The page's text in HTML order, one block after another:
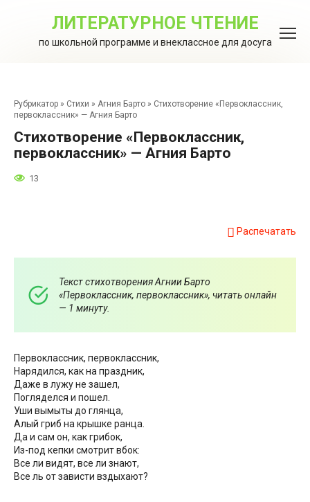
ЛИТЕРАТУРНОЕ ЧТЕНИЕ
по школьной программе и внеклассное для досуга
Рубрикатор » Стихи » Агния Барто » Стихотворение «Первоклассник,
первоклассник» — Агния Барто
Стихотворение «Первоклассник,
первоклассник» — Агния Барто
13
Распечатать
Текст стихотворения Агнии Барто
«Первоклассник, первоклассник», читать онлайн
— 1 минуту.
Первоклассник, первоклассник,
Нарядился, как на праздник,
Даже в лужу не зашел,
Погляделся и пошел.
Уши вымыты до глянца,
Алый гриб на крышке ранца.
Да и сам он, как грибок,
Из-под кепки смотрит вбок:
Все ли видят, все ли знают,
Все ль от зависти вздыхают?